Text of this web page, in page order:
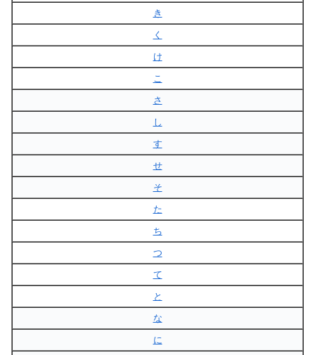
き
く
け
こ
さ
し
す
せ
そ
た
ち
つ
て
と
な
に